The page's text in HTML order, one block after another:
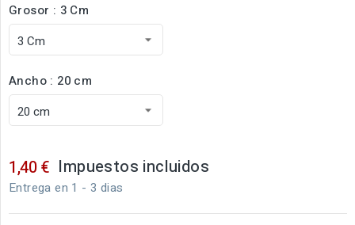
Grosor : 3 Cm
Ancho : 20 cm
1,40 € Impuestos incluidos
Entrega en 1 - 3 dias